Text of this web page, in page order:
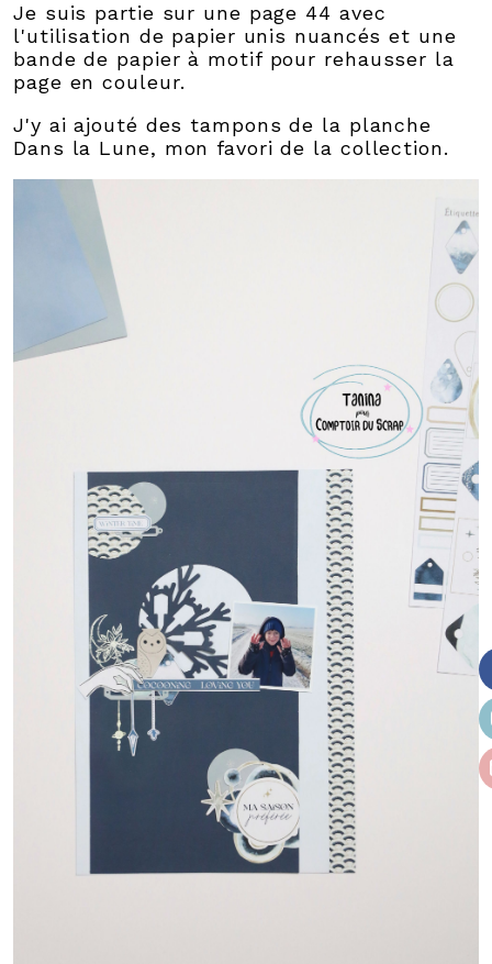
Je suis partie sur une page 44 avec
l'utilisation de papier unis nuancés et une
bande de papier à motif pour rehausser la
page en couleur.
J'y ai ajouté des tampons de la planche
Dans la Lune, mon favori de la collection.